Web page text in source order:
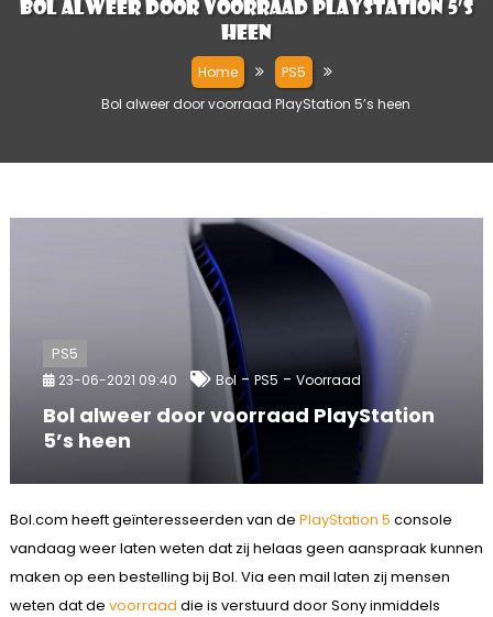
Bol alweer door voorraad PlayStation 5’s
heen
Home
PS5
Bol alweer door voorraad PlayStation 5’s heen
PS5
23-06-2021 09:40 Bol- PS5 - Voorraad
Bol alweer door voorraad PlayStation
5’s heen
Bol.com heeft geïnteresseerden van de PlayStation 5 console
vandaag weer laten weten dat zij helaas geen aanspraak kunnen
maken op een bestelling bij Bol. Via een mail laten zij mensen
weten dat de voorraad die is verstuurd door Sony inmiddels